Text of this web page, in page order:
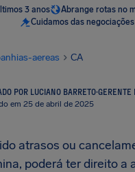
3 anos
Abrange rotas no
Cuidamos das negociações
aereas CA
POR LUCIANO BARRETO·GERENTE
em 25 de abril de 2025
atrasos ou
poderá ter direito a